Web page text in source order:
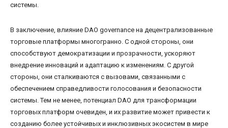
системы.
В заключение, влияние DAO governance на децентрализованные
торговые платформы многогранно. С одной стороны, они
способствуют демократизации и прозрачности, ускоряют
внедрение инноваций и адаптацию к изменениям. С другой
стороны, они сталкиваются с вызовами, связанными с
обеспечением справедливости голосования и безопасности
системы. Тем не менее, потенциал DAO для трансформации
торговых платформ очевиден, и их развитие может привести к
созданию более устойчивых и инклюзивных экосистем в мире